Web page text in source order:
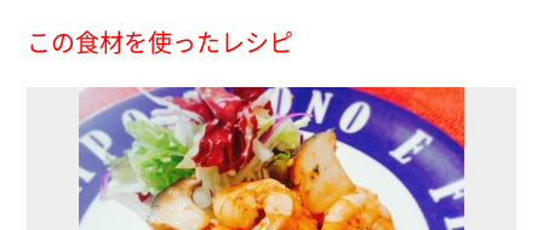
この食材を使ったレシピ